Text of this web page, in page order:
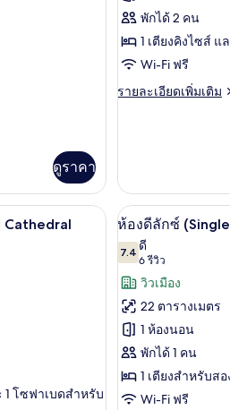
ดูราคา
Red
Level
Master
Sea
พักได้ 2 คน
1 เตียงคิงไซส์
Wi-Fi ฟรี
รายละเอียดเพิ่มเติม
ราย
Red
Level
Master
Suite
Sea
and
Cathedral
View
Suite Sea and Cathedral View
Cathedral
1 โซฟาเบดสำหรับ
เปิด
ภาพถ่าย
ทั้งหมด
ของ
ห้อง
ดี
ลัก
ซ์
3
ห้องดีลักซ์
7.47.4 จาก 10
ดี
6 รีวิว
(6
รีวิว)
วิวเมือง
22 ตารางเมตร
1 ห้องนอน
พักได้ 1 คน
1 เตียงสำหรับส
Wi-Fi ฟรี